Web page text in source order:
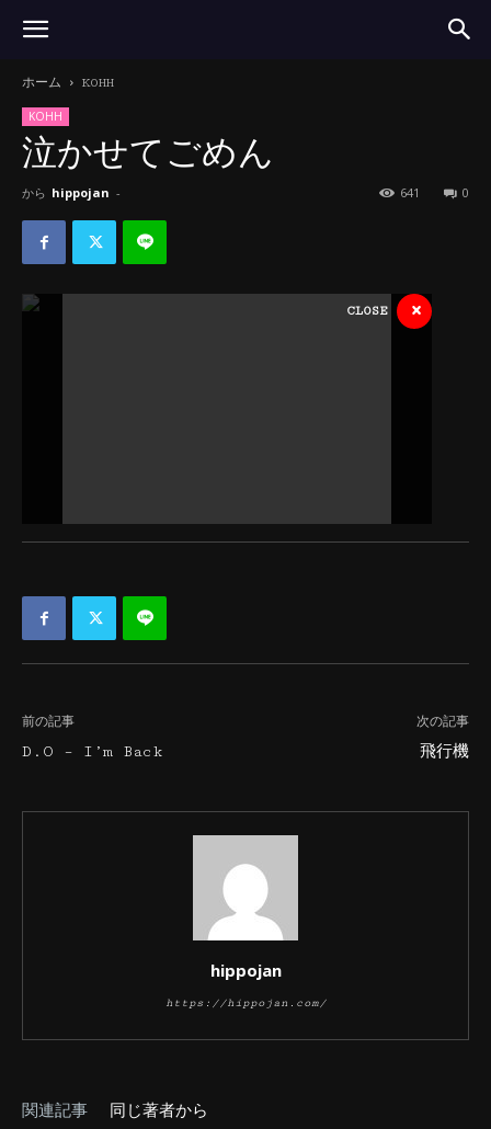
ホーム KOHH
KOHH
泣かせてごめん
から hippojan - 0
641
CLOSE ×
前の記事
D.O – I’m Back
次の記事
飛行機
hippojan
https://hippojan.com/
関連記事 同じ著者から